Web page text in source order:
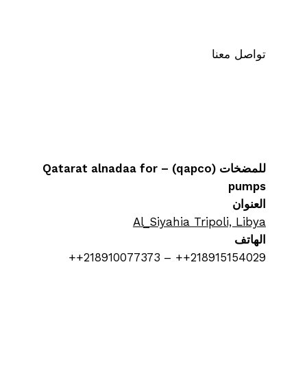
تواصل معنا
للمضخات (qapco) – Qatarat alnadaa for
pumps
العنوان
Al_Siyahia Tripoli, Libya
الهاتف
218915154029++ – 218910077373++